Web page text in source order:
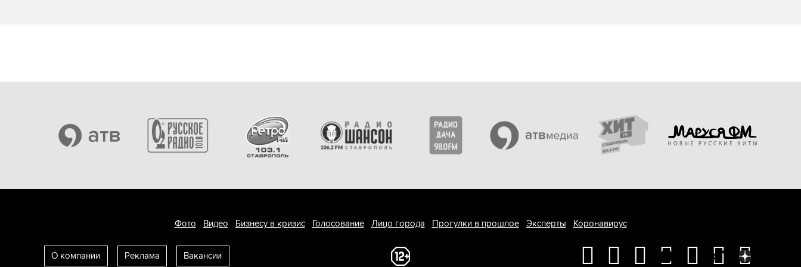
Фото Видео Бизнесу в кризис Голосование Лицо города Прогулки в прошлое Эксперты Коронавирус
О компании Реклама Вакансии